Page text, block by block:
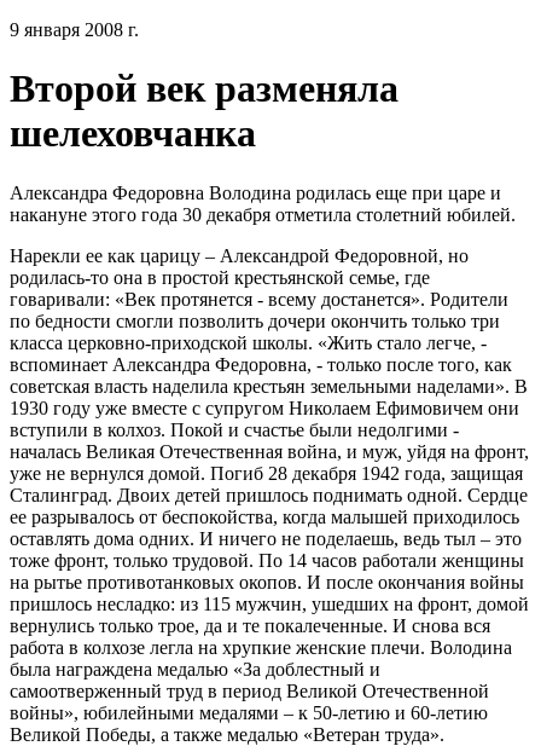
9 января 2008 г.
Второй век разменяла
шелеховчанка
Александра Федоровна Володина родилась еще при царе и
накануне этого года 30 декабря отметила столетний юбилей.
Нарекли ее как царицу – Александрой Федоровной, но
родилась-то она в простой крестьянской семье, где
говаривали: «Век протянется - всему достанется». Родители
по бедности смогли позволить дочери окончить только три
класса церковно-приходской школы. «Жить стало легче, -
вспоминает Александра Федоровна, - только после того, как
советская власть наделила крестьян земельными наделами». В
1930 году уже вместе с супругом Николаем Ефимовичем они
вступили в колхоз. Покой и счастье были недолгими -
началась Великая Отечественная война, и муж, уйдя на фронт,
уже не вернулся домой. Погиб 28 декабря 1942 года, защищая
Сталинград. Двоих детей пришлось поднимать одной. Сердце
ее разрывалось от беспокойства, когда малышей приходилось
оставлять дома одних. И ничего не поделаешь, ведь тыл – это
тоже фронт, только трудовой. По 14 часов работали женщины
на рытье противотанковых окопов. И после окончания войны
пришлось несладко: из 115 мужчин, ушедших на фронт, домой
вернулись только трое, да и те покалеченные. И снова вся
работа в колхозе легла на хрупкие женские плечи. Володина
была награждена медалью «За доблестный и
самоотверженный труд в период Великой Отечественной
войны», юбилейными медалями – к 50-летию и 60-летию
Великой Победы, а также медалью «Ветеран труда».